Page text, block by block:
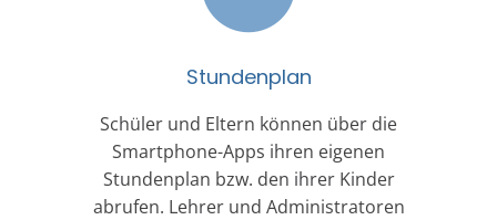
Stundenplan
Schüler und Eltern können über die
Smartphone-Apps ihren eigenen
Stundenplan bzw. den ihrer Kinder
abrufen. Lehrer und Administratoren